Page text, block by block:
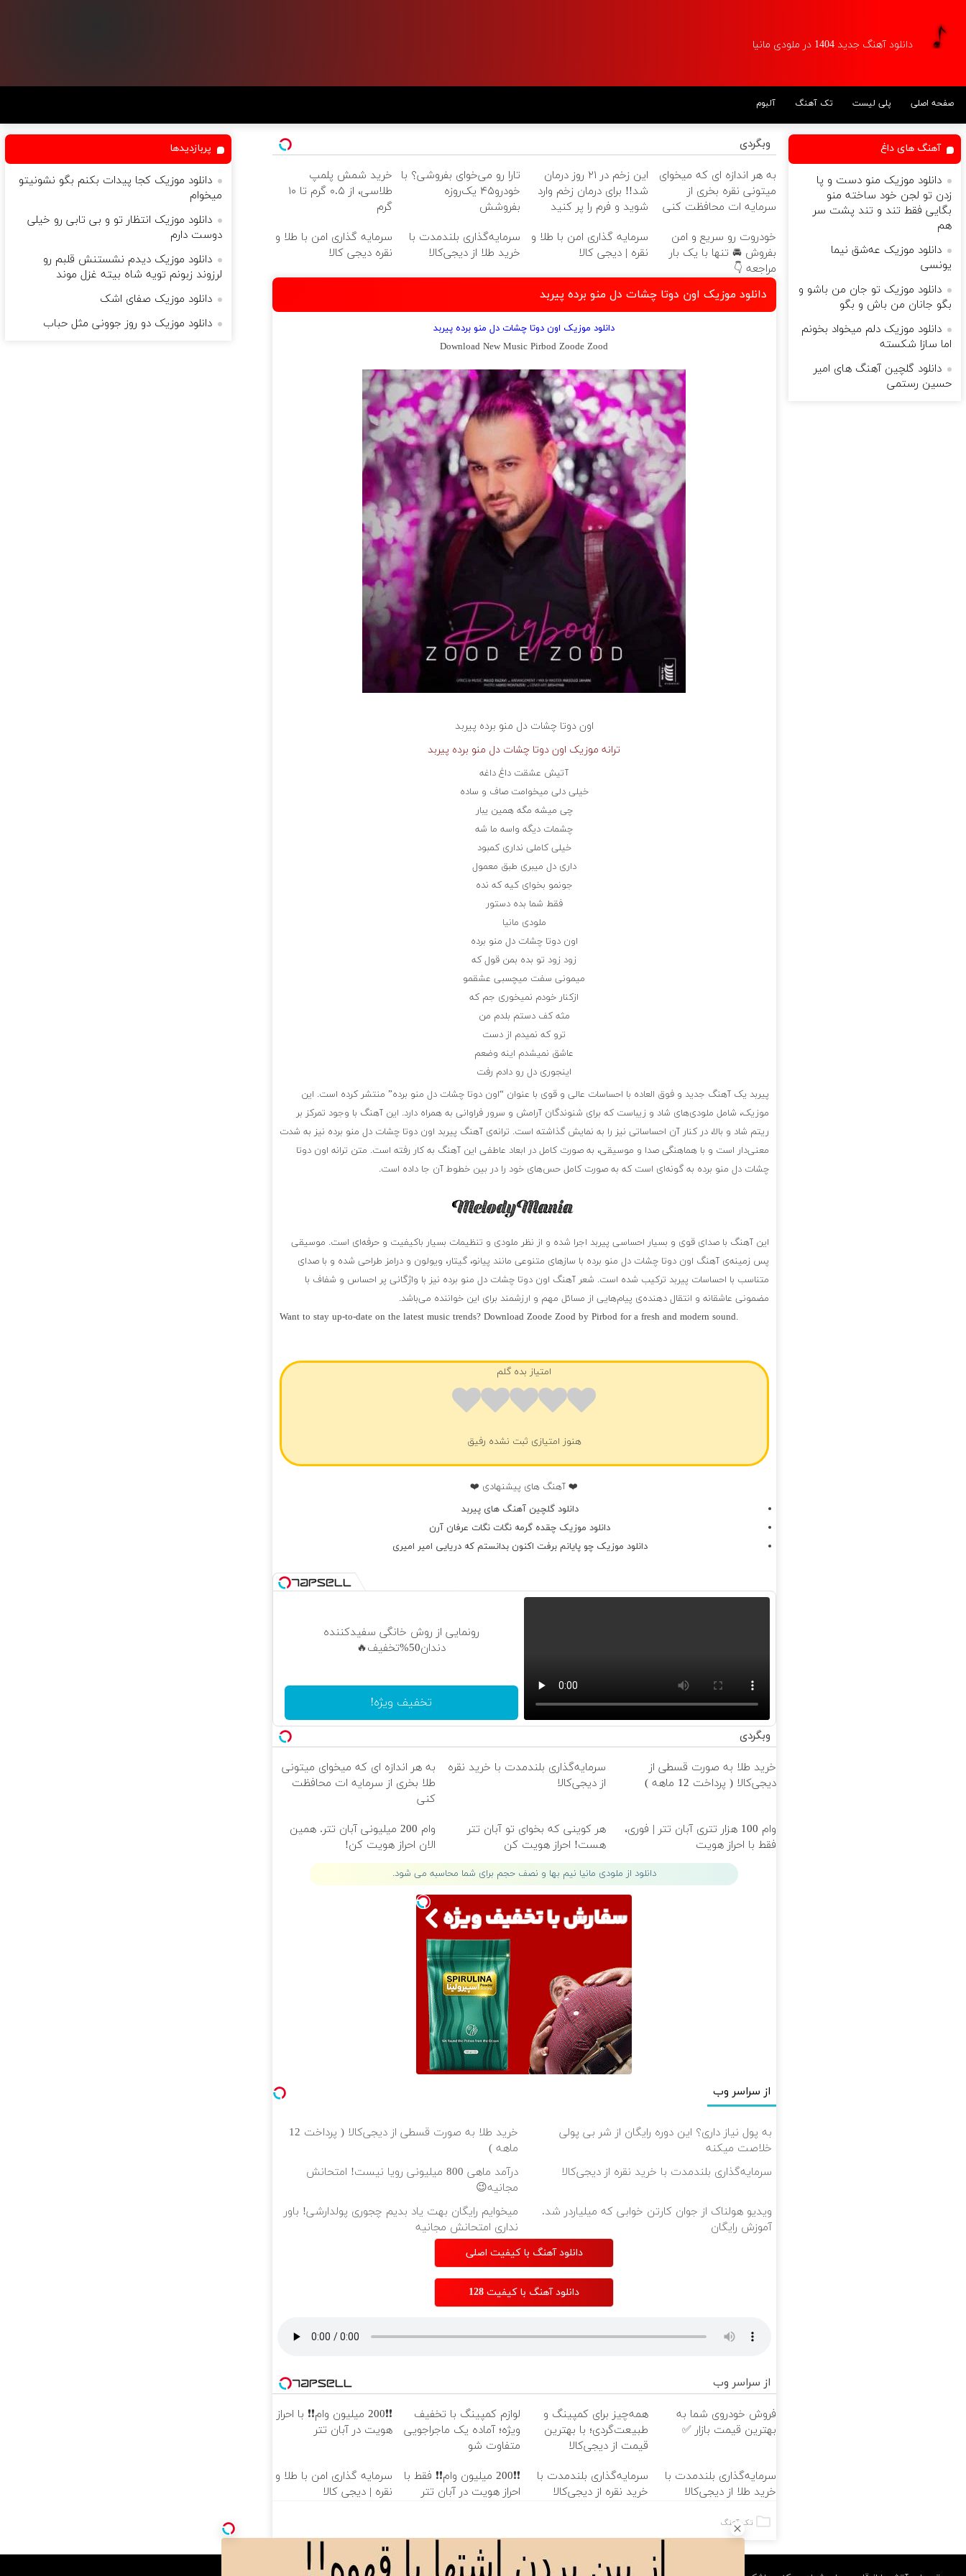
دانلود آهنگ جدید 1404 در ملودی مانیا
صفحه اصلی پلی لیست تک آهنگ آلبوم
وبگردی
به هر اندازه ای که میخوای
میتونی نقره بخری از
سرمایه ات محافظت کنی
این زخم در ۲۱ روز درمان
شد!! برای درمان زخم وارد
شوید و فرم را پر کنید
تارا رو می‌خوای بفروشی؟ با
خودرو۴۵ یک‌روزه
بفروشش
خرید شمش پلمپ
طلاسی، از ۰.۵ گرم تا ۱۰
گرم
خودروت رو سریع و امن
بفروش 🚘 تنها با یک بار
مراجعه 👇
سرمایه گذاری امن با طلا و
نقره | دیجی کالا
سرمایه‌گذاری بلندمدت با
خرید طلا از دیجی‌کالا
سرمایه گذاری امن با طلا و
نقره دیجی کالا
دانلود موزیک اون دوتا چشات دل منو برده پیربد
دانلود موزیک اون دوتا چشات دل منو برده پیربد
Download New Music Pirbod Zoode Zood
اون دوتا چشات دل منو برده پیربد
ترانه موزیک اون دوتا چشات دل منو برده پیربد
آتیش عشقت داغ داغه
خیلی دلی میخوامت صاف و ساده
چی میشه مگه همین یبار
چشمات دیگه واسه ما شه
خیلی کاملی نداری کمبود
داری دل میبری طبق معمول
جونمو بخوای کیه که نده
فقط شما بده دستور
ملودی مانیا
اون دوتا چشات دل منو برده
زود زود تو بده بمن قول که
میمونی سفت میچسبی عشقمو
ازکنار خودم نمیخوری جم که
مثه کف دستم بلدم من
ترو که نمیدم از دست
عاشق نمیشدم اینه وضعم
اینجوری دل رو دادم رفت
پیربد یک آهنگ جدید و فوق العاده با احساسات عالی و قوی با عنوان “اون دوتا چشات دل منو برده” منتشر کرده است. این
موزیک، شامل ملودی‌های شاد و زیباست که برای شنوندگان آرامش و سرور فراوانی به همراه دارد. این آهنگ با وجود تمرکز بر
ریتم شاد و بالا، در کنار آن احساساتی نیز را به نمایش گذاشته است. ترانه‌ی آهنگ پیربد اون دوتا چشات دل منو برده نیز به شدت
معنی‌دار است و با هماهنگی صدا و موسیقی، به صورت کامل در ابعاد عاطفی این آهنگ به کار رفته است. متن ترانه اون دوتا
چشات دل منو برده به گونه‌ای است که به صورت کامل حس‌های خود را در بین خطوط آن جا داده است.
این آهنگ با صدای قوی و بسیار احساسی پیربد اجرا شده و از نظر ملودی و تنظیمات بسیار باکیفیت و حرفه‌ای است. موسیقی
پس زمینه‌ی آهنگ اون دوتا چشات دل منو برده با سازهای متنوعی مانند پیانو، گیتار، ویولون و درامز طراحی شده و با صدای
متناسب با احساسات پیربد ترکیب شده است. شعر آهنگ اون دوتا چشات دل منو برده نیز با واژگانی پر احساس و شفاف با
مضمونی عاشقانه و انتقال دهنده‌ی پیام‌هایی از مسائل مهم و ارزشمند برای این خواننده می‌باشد.
Want to stay up-to-date on the latest music trends? Download Zoode Zood by Pirbod for a fresh and modern sound.
امتیاز بده گلم
هنوز امتیازی ثبت نشده رفیق
❤️ آهنگ های پیشنهادی ❤️
دانلود گلچین آهنگ های پیربد
دانلود موزیک چقده گرمه نگات نگات عرفان آرن
دانلود موزیک چو پایانم برفت اکنون بدانستم که دریایی امیر امیری
رونمایی از روش خانگی سفیدکننده
دندان50%تخفیف🔥
تخفیف ویژه!
وبگردی
خرید طلا به صورت قسطی از
دیجی‌کالا ( پرداخت 12 ماهه )
سرمایه‌گذاری بلندمدت با خرید نقره
از دیجی‌کالا
به هر اندازه ای که میخوای میتونی
طلا بخری از سرمایه ات محافظت
کنی
وام 100 هزار تتری آبان تتر | فوری،
فقط با احراز هویت
هر کوینی که بخوای تو آبان تتر
هست! احراز هویت کن
وام 200 میلیونی آبان تتر. همین
الان احراز هویت کن!
دانلود از ملودی مانیا نیم بها و نصف حجم برای شما محاسبه می شود.
از سراسر وب
به پول نیاز داری؟ این دوره رایگان از شر بی پولی
خلاصت میکنه
خرید طلا به صورت قسطی از دیجی‌کالا ( پرداخت 12
ماهه )
سرمایه‌گذاری بلندمدت با خرید نقره از دیجی‌کالا
درآمد ماهی 800 میلیونی رویا نیست! امتحانش
مجانیه😉
ویدیو هولناک از جوان کارتن خوابی که میلیاردر شد.
آموزش رایگان
میخوایم رایگان بهت یاد بدیم چجوری پولدارشی! باور
نداری امتحانش مجانیه
دانلود آهنگ با کیفیت اصلی
دانلود آهنگ با کیفیت 128
از سراسر وب
فروش خودروی شما به
بهترین قیمت بازار ✅
همه‌چیز برای کمپینگ و
طبیعت‌گردی؛ با بهترین
قیمت از دیجی‌کالا
لوازم کمپینگ با تخفیف
ویژه؛ آماده یک ماجراجویی
متفاوت شو
❗❗200 میلیون وام❗❗ با احراز
هویت در آبان تتر
سرمایه‌گذاری بلندمدت با
خرید طلا از دیجی‌کالا
سرمایه‌گذاری بلندمدت با
خرید نقره از دیجی‌کالا
❗❗200 میلیون وام❗❗ فقط با
احراز هویت در آبان تتر
سرمایه گذاری امن با طلا و
نقره | دیجی کالا
تک آهنگ
آهنگ های داغ
دانلود موزیک منو دست و پا
زدن تو لجن خود ساخته منو
بگایی فقط تند و تند پشت سر
هم
دانلود موزیک عەشق نیما
یونسی
دانلود موزیک تو جان من باشو و
بگو جانان من باش و بگو
دانلود موزیک دلم میخواد بخونم
اما سازا شکسته
دانلود گلچین آهنگ های امیر
حسین رستمی
پربازدیدها
دانلود موزیک کجا پیدات بکنم بگو نشونیتو
میخوام
دانلود موزیک انتظار تو و بی تابی رو خیلی
دوست دارم
دانلود موزیک دیدم نشستنش قلبم رو
لرزوند زبونم تویه شاه بیته غزل موند
دانلود موزیک صفای اشک
دانلود موزیک دو روز جوونی مثل حباب